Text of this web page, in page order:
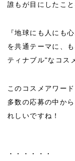
誰もが目にしたこ
『地球にも人にも
を共通テーマに、
ティナブル"なコス
このコスメアワー
多数の応募の中か
れしいですね！
・・・・・・